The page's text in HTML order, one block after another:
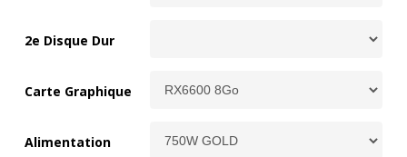
2e Disque Dur
Carte Graphique
Alimentation